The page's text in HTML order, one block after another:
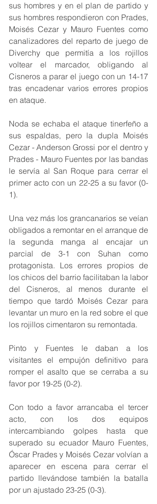
sus hombres y en el plan de partido y
sus hombres respondieron con Prades,
Moisés Cezar y Mauro Fuentes como
canalizadores del reparto de juego de
Diverchy que permitía a los rojillos
voltear el marcador, obligando al
Cisneros a parar el juego con un 14-17
tras encadenar varios errores propios
en ataque.
Noda se echaba el ataque tinerfeño a
sus espaldas, pero la dupla Moisés
Cezar - Anderson Grossi por el dentro y
Prades - Mauro Fuentes por las bandas
le servía al San Roque para cerrar el
primer acto con un 22-25 a su favor (0-
1).
Una vez más los grancanarios se veían
obligados a remontar en el arranque de
la segunda manga al encajar un
parcial de 3-1 con Suhan como
protagonista. Los errores propios de
los chicos del barrio facilitaban la labor
del Cisneros, al menos durante el
tiempo que tardó Moisés Cezar para
levantar un muro en la red sobre el que
los rojillos cimentaron su remontada.
Pinto y Fuentes le daban a los
visitantes el empujón definitivo para
romper el asalto que se cerraba a su
favor por 19-25 (0-2).
Con todo a favor arrancaba el tercer
acto, con los dos equipos
intercambiando golpes hasta que
superado su ecuador Mauro Fuentes,
Óscar Prades y Moisés Cezar volvían a
aparecer en escena para cerrar el
partido llevándose también la batalla
por un ajustado 23-25 (0-3).